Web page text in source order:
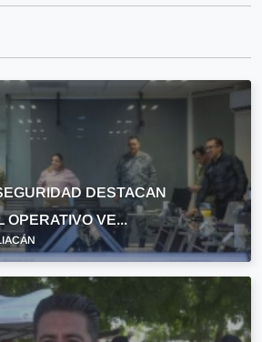
DESTACAN
OPERATIVO VE...